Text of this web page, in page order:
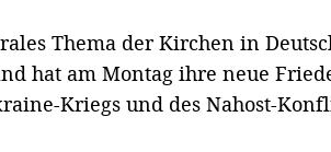
Thema der Kirchen in
hat am Montag ihre neue
Kriegs und des Nahost-